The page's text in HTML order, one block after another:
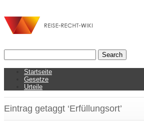
Startseite
Gesetze
Urteile
Eintrag getaggt ‘Erfüllungsort’